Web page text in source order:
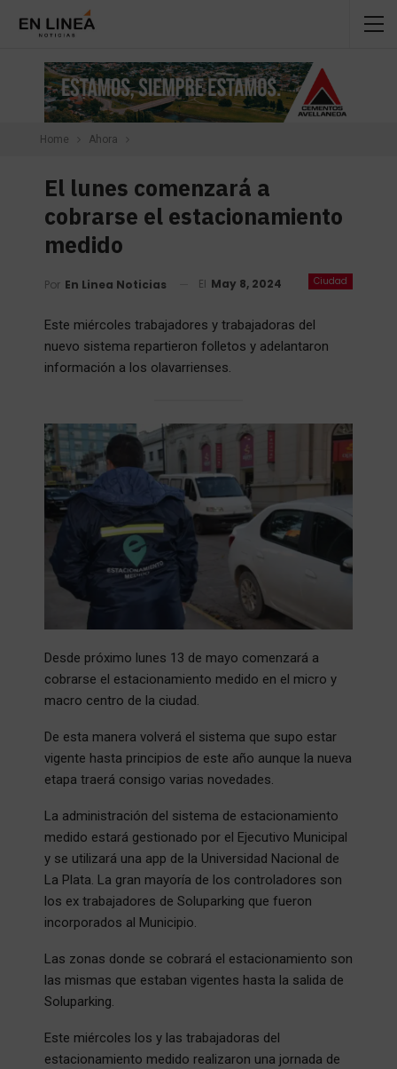
Home Ahora
El lunes comenzará a
cobrarse el estacionamiento
medido
Ciudad
Por En Linea Noticias El May 8, 2024
Este miércoles trabajadores y trabajadoras del
nuevo sistema repartieron folletos y adelantaron
información a los olavarrienses.
Desde próximo lunes 13 de mayo comenzará a
cobrarse el estacionamiento medido en el micro y
macro centro de la ciudad.
De esta manera volverá el sistema que supo estar
vigente hasta principios de este año aunque la nueva
etapa traerá consigo varias novedades.
La administración del sistema de estacionamiento
medido estará gestionado por el Ejecutivo Municipal
y se utilizará una app de la Universidad Nacional de
La Plata. La gran mayoría de los controladores son
los ex trabajadores de Soluparking que fueron
incorporados al Municipio.
Las zonas donde se cobrará el estacionamiento son
las mismas que estaban vigentes hasta la salida de
Soluparking.
Este miércoles los y las trabajadoras del
estacionamiento medido realizaron una jornada de